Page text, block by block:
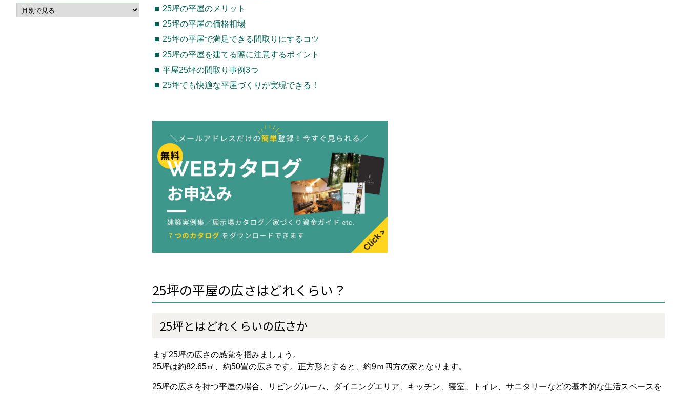
25坪の平屋のメリット
25坪の平屋の価格相場
25坪の平屋で満足できる間取りにするコツ
25坪の平屋を建てる際に注意するポイント
平屋25坪の間取り事例3つ
25坪でも快適な平屋づくりが実現できる！
25坪の平屋の広さはどれくらい？
25坪とはどれくらいの広さか
まず25坪の広さの感覚を掴みましょう。
25坪は約82.65㎡、約50畳の広さです。正方形とすると、約9ｍ四方の家となります。
25坪の広さを持つ平屋の場合、リビングルーム、ダイニングエリア、キッチン、寝室、トイレ、サニタリーなどの基本的な生活スペースを